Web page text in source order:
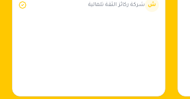
ش شركة ركائز الثقة تلمالية